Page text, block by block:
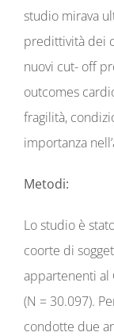
studio mirava
predittività dei
nuovi cut- off
outcomes
fragilità,
importanza
Metodi:
Lo studio è
coorte di
appartenenti al
(N = 30.097).
condotte due